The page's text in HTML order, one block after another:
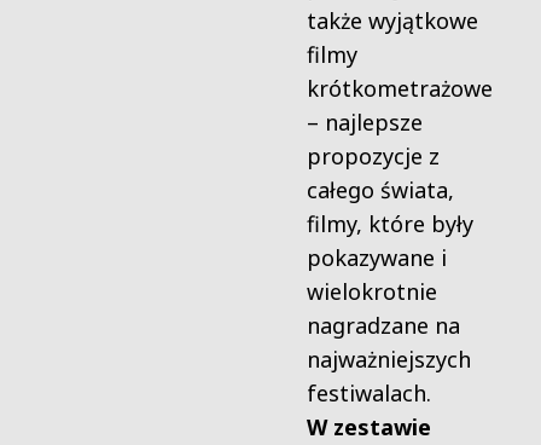
także wyjątkowe
filmy
krótkometrażowe
– najlepsze
propozycje z
całego świata,
filmy, które były
pokazywane i
wielokrotnie
nagradzane na
najważniejszych
festiwalach.
W zestawie